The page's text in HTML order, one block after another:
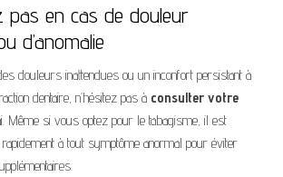
pas en cas de douleur
d’anomalie
douleurs inattendues ou un inconfort persistant à
dentaire, n’hésitez pas à consulter votre
Même si vous optez pour le tabagisme, il est
à tout symptôme anormal pour éviter